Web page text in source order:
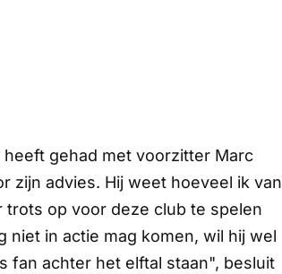
gehad met voorzitter Marc
zijn advies. Hij weet hoeveel ik van
op voor deze club te spelen
niet in actie mag komen, wil hij wel
fan achter het elftal staan", besluit